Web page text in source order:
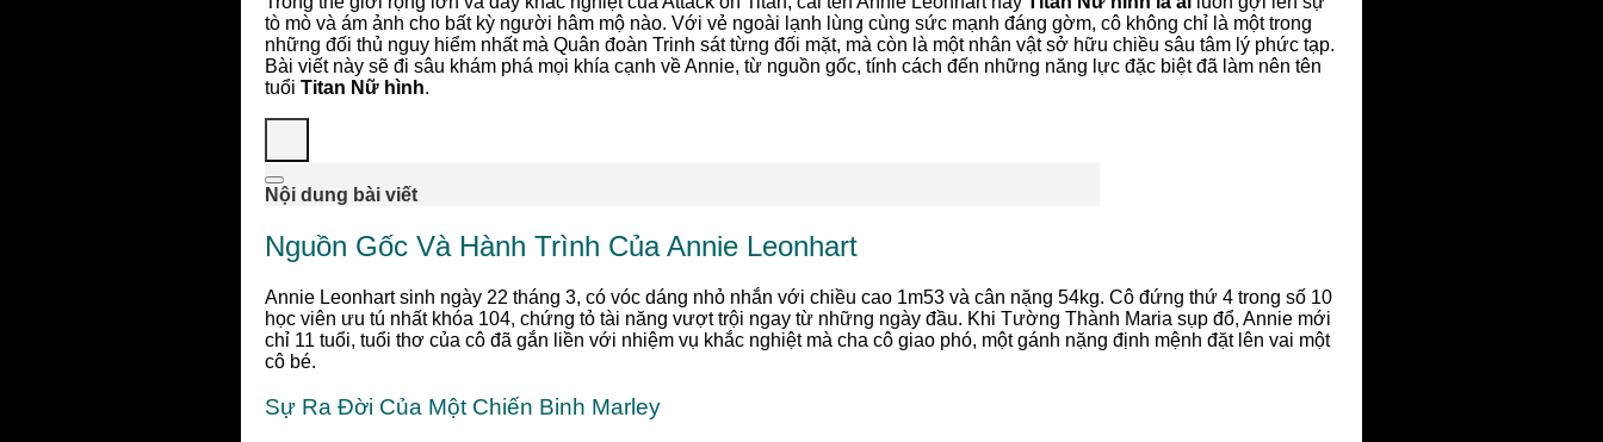
tò mò và ám ảnh cho bất kỳ người hâm mộ nào. Với vẻ ngoài lạnh lùng cùng sức mạnh đáng gờm, cô không chỉ là một trong
những đối thủ nguy hiểm nhất mà Quân đoàn Trinh sát từng đối mặt, mà còn là một nhân vật sở hữu chiều sâu tâm lý phức tạp.
Bài viết này sẽ đi sâu khám phá mọi khía cạnh về Annie, từ nguồn gốc, tính cách đến những năng lực đặc biệt đã làm nên tên
tuổi Titan Nữ hình.
Nội dung bài viết
Nguồn Gốc Và Hành Trình Của Annie Leonhart
Annie Leonhart sinh ngày 22 tháng 3, có vóc dáng nhỏ nhắn với chiều cao 1m53 và cân nặng 54kg. Cô đứng thứ 4 trong số 10
học viên ưu tú nhất khóa 104, chứng tỏ tài năng vượt trội ngay từ những ngày đầu. Khi Tường Thành Maria sụp đổ, Annie mới
chỉ 11 tuổi, tuổi thơ của cô đã gắn liền với nhiệm vụ khắc nghiệt mà cha cô giao phó, một gánh nặng định mệnh đặt lên vai một
cô bé.
Sự Ra Đời Của Một Chiến Binh Marley